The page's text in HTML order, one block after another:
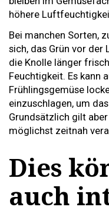
höhere
Bei manchen Sorten,
sich, das Grün vor der
die Knolle länger
Feuchtigkeit. Es kann
Frühlingsgemüse
einzuschlagen, um
Grundsätzlich gilt
möglichst zeitnah
Dies
auch